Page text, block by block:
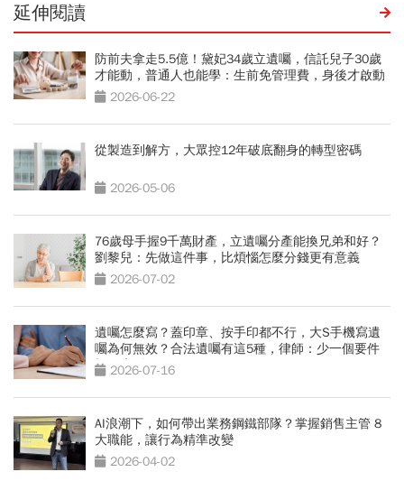
延伸閱讀
防前夫拿走5.5億！黛妃34歲立遺囑，信託兒子30歲
才能動，普通人也能學：生前免管理費，身後才啟動
2026-06-22
從製造到解方，大眾控12年破底翻身的轉型密碼
2026-05-06
76歲母手握9千萬財產，立遺囑分產能換兄弟和好？
劉黎兒：先做這件事，比煩惱怎麼分錢更有意義
2026-07-02
遺囑怎麼寫？蓋印章、按手印都不行，大S手機寫遺
囑為何無效？合法遺囑有這5種，律師：少一個要件
視同廢紙
2026-07-16
AI浪潮下，如何帶出業務鋼鐵部隊？掌握銷售主管 8
大職能，讓行為精準改變
2026-04-02